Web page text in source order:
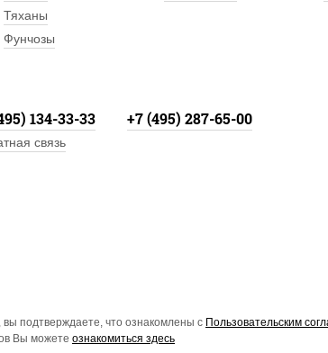
Тяханы
Фунчозы
134-33-33 +7 (495) 287-65-00
связь
подтверждаете, что ознакомлены с Пользовательским
Вы можете ознакомиться здесь